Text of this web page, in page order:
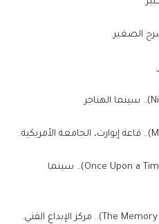
– كان ياما كان في غزة (Once Upon a Time in Gaza).. سينما